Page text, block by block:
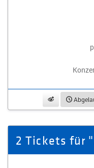
beobachten